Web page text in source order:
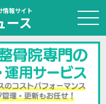
情報サイト
ース